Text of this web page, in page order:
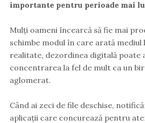
importante pentru perioade mai
Mulți oameni încearcă să fie mai
schimbe modul în care arată
realitate, dezordinea digitală poate
concentrarea la fel de mult ca un
aglomerat.
Când ai zeci de file deschise,
aplicații care concurează pentru